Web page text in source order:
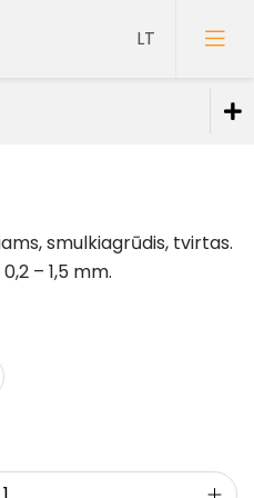
smulkiagrūdis, tvirtas.
– 1,5 mm.